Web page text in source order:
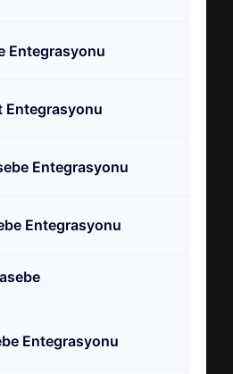
Entegrasyonu
Entegrasyonu
Entegrasyonu
Entegrasyonu
Entegrasyonu